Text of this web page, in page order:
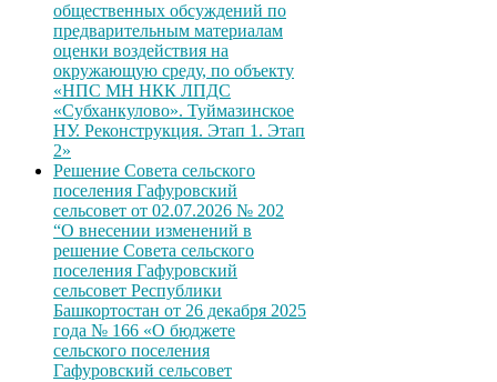
общественных обсуждений по
предварительным материалам
оценки воздействия на
окружающую среду, по объекту
«НПС МН НКК ЛПДС
«Субханкулово». Туймазинское
НУ. Реконструкция. Этап 1. Этап
2»
Решение Совета сельского
поселения Гафуровский
сельсовет от 02.07.2026 № 202
“О внесении изменений в
решение Совета сельского
поселения Гафуровский
сельсовет Республики
Башкортостан от 26 декабря 2025
года № 166 «О бюджете
сельского поселения
Гафуровский сельсовет